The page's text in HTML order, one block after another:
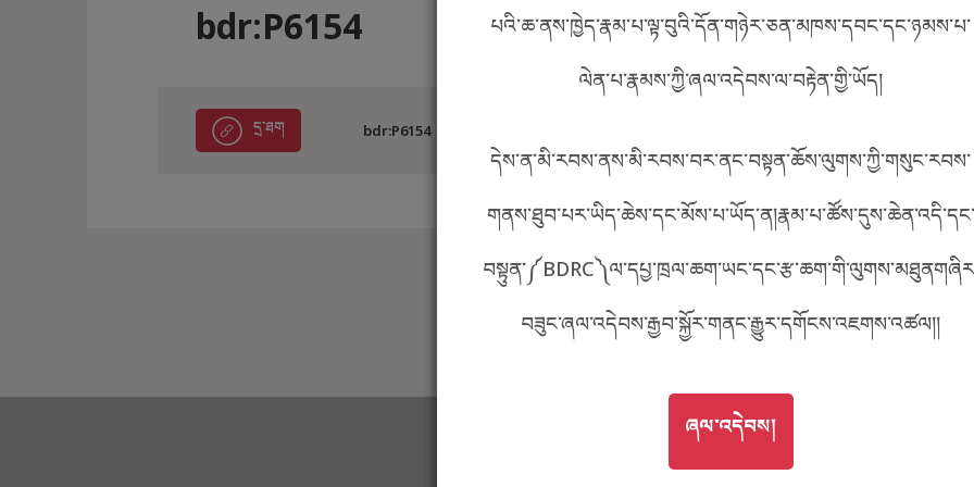
བོད་ཡིག
English
ភាសាខ្មែរ
པའི་ཆ་ནས་ཁྱེད་རྣམ་པ་ལྟ་བུའི་དོན་གཉེར་ཅན་མཁས་དབང་དང་ཉམས་པ་
ལེན་པ་རྣམས་ཀྱི་ཞལ་འདེབས་ལ་བརྟེན་གྱི་ཡོད།
དེས་ན་མི་རབས་ནས་མི་རབས་བར་ནང་བསྟན་ཆོས་ལུགས་ཀྱི་གསུང་རབས་
གནས་ཐུབ་པར་ཡིད་ཆེས་དང་མོས་པ་ཡོད་ན།རྣམ་པ་ཚོས་དུས་ཆེན་འདི་དང་
བཟུང་ཞལ་འདེབས་རྒྱབ་སྐྱོར་གནང་རྒྱུར་དགོངས་འཇགས་འཚལ།།
GO TOཞལ་འདེབས།
ཞལ་འདེབས།
bdr:P6154
དྲ་ཐག bdr:P6154